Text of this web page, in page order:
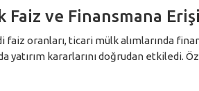
Faiz ve Finansmana
faiz oranları, ticari mülk alımlarında
da yatırım kararlarını doğrudan